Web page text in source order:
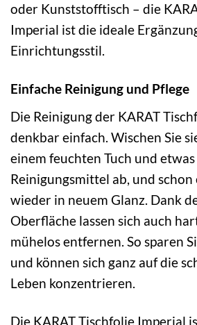
oder Kunststofftisch – die
Imperial ist die ideale
Einrichtungsstil.
Einfache Reinigung und Pflege
Die Reinigung der KARAT
denkbar einfach. Wischen Sie
einem feuchten Tuch und
Reinigungsmittel ab, und
wieder in neuem Glanz. Dank
Oberfläche lassen sich auch
mühelos entfernen. So sparen
und können sich ganz auf die
Leben konzentrieren.
Die KARAT Tischfolie Imperial